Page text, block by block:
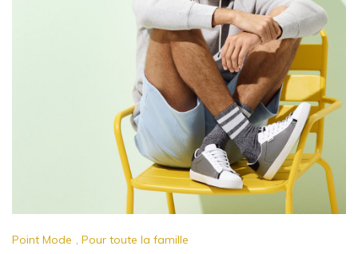
Point Mode , Pour toute la famille